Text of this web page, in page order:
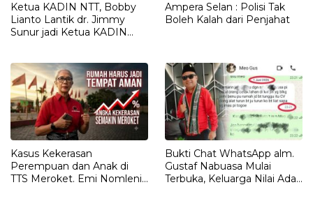
Ketua KADIN NTT, Bobby
Lianto Lantik dr. Jimmy
Sunur jadi Ketua KADIN
Ampera Selan : Polisi Tak
Boleh Kalah dari Penjahat
Kasus Kekerasan
Perempuan dan Anak di
TTS Meroket. Emi Nomleni :
Bukti Chat WhatsApp alm.
Gustaf Nabuasa Mulai
Terbuka, Keluarga Nilai Ada